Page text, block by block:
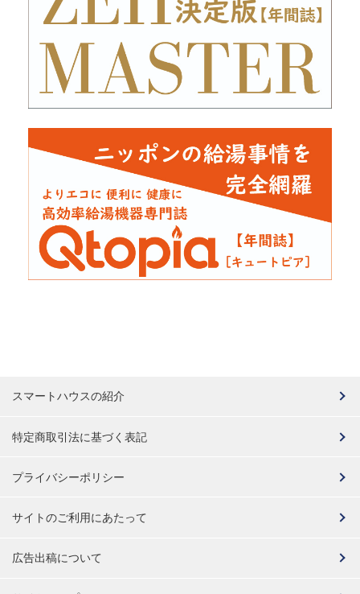
スマートハウスの紹介
特定商取引法に基づく表記
プライバシーポリシー
サイトのご利用にあたって
広告出稿について